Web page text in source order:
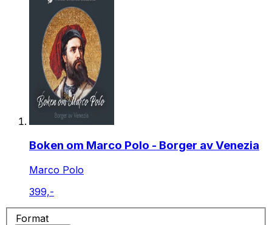
Boken om Marco Polo - Borger av Venezia
Marco Polo
399,-
Format